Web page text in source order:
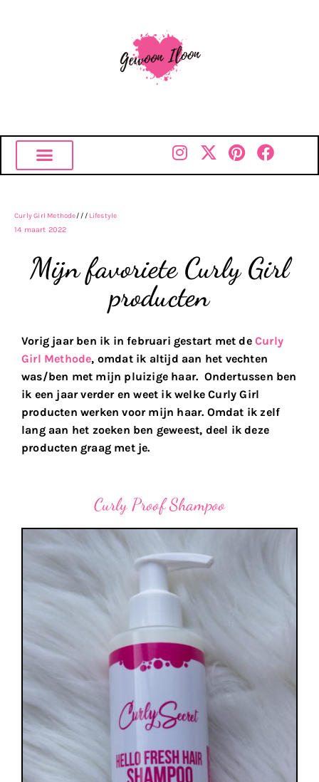
Curly Girl Methode/// Lifestyle
14 maart 2022
Mijn favoriete Curly Girl
producten
Vorig jaar ben ik in februari gestart met deCurly
Girl Methode, omdat ik altijd aan het vechten
was/ben met mijn pluizige haar. Ondertussen ben
ik een jaar verder en weet ik welke Curly Girl
producten werken voor mijn haar. Omdat ik zelf
lang aan het zoeken ben geweest, deel ik deze
producten graag met je.
Curly Proof Shampoo